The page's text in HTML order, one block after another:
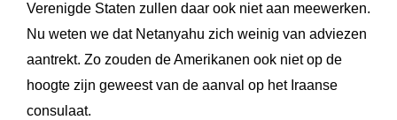
Verenigde Staten zullen daar ook niet aan meewerken.
Nu weten we dat Netanyahu zich weinig van adviezen
aantrekt. Zo zouden de Amerikanen ook niet op de
hoogte zijn geweest van de aanval op het Iraanse
consulaat.